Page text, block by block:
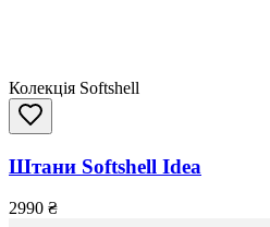
Колекція Softshell
Штани Softshell Idea
2990 ₴